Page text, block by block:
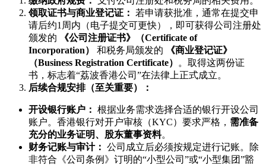
领取证书与商业登记证：
若申请获批准，通常在提交申
请后约1周内（电子提交可更快），即可获得公司注册处
颁发的
《公司注册证书》（Certificate of
Incorporation）
和税务局颁发的
《商业登记证》
（Business Registration Certificate）
。取得这两份证
书，标志着“荔波香港公司”在法律上正式成立。
后续合规安排（至关重要）：
开设银行账户： 根据业务需求选择合适的银行开设公司
账户。香港银行对开户审核（KYC）要求严格， 需准备
充分的业务证明、股东董事资料。
财务记账与审计： 公司成立后必须按规定进行记账。除
非符合《公司条例》订明的“小型公司”或“小型集团”豁